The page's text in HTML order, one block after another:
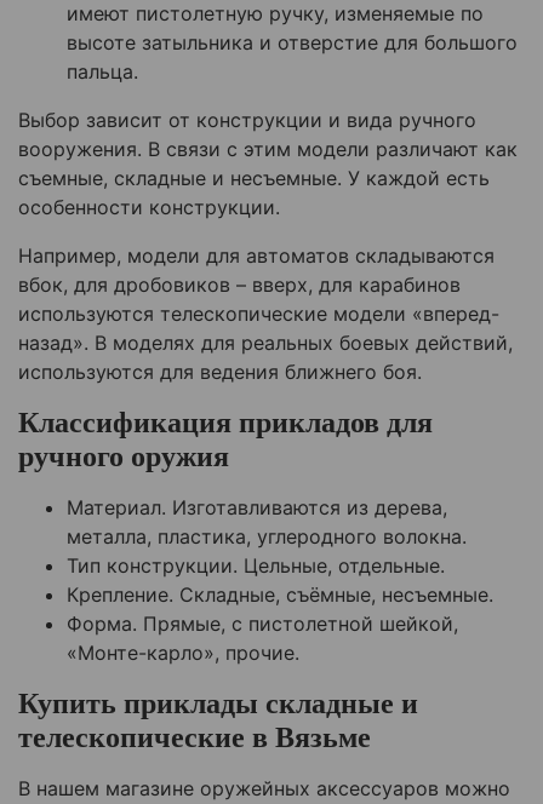
имеют пистолетную ручку, изменяемые по
высоте затыльника и отверстие для большого
пальца.
Выбор зависит от конструкции и вида ручного
вооружения. В связи с этим модели различают как
съемные, складные и несъемные. У каждой есть
особенности конструкции.
Например, модели для автоматов складываются
вбок, для дробовиков – вверх, для карабинов
используются телескопические модели «вперед-
назад». В моделях для реальных боевых действий,
используются для ведения ближнего боя.
Классификация прикладов для
ручного оружия
Материал. Изготавливаются из дерева,
металла, пластика, углеродного волокна.
Тип конструкции. Цельные, отдельные.
Крепление. Складные, съёмные, несъемные.
Форма. Прямые, с пистолетной шейкой,
«Монте-карло», прочие.
Купить приклады складные и
телескопические в Вязьме
В нашем магазине оружейных аксессуаров можно